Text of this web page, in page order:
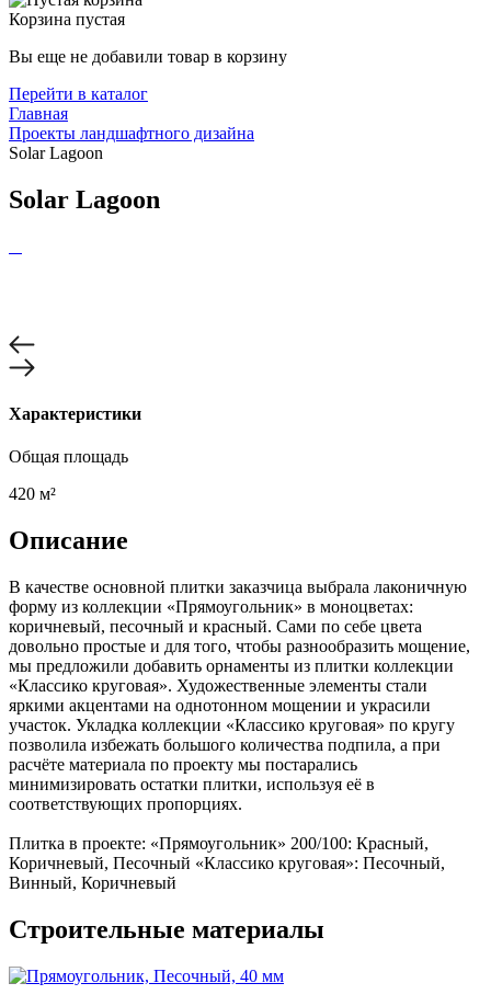
Корзина пустая
Вы еще не добавили товар в корзину
Перейти в каталог
Главная
Проекты ландшафтного дизайна
Solar Lagoon
Solar Lagoon
Характеристики
Общая площадь
420 м²
Описание
В качестве основной плитки заказчица выбрала лаконичную
форму из коллекции «Прямоугольник» в моноцветах:
коричневый, песочный и красный. Сами по себе цвета
довольно простые и для того, чтобы разнообразить мощение,
мы предложили добавить орнаменты из плитки коллекции
«Классико круговая». Художественные элементы стали
яркими акцентами на однотонном мощении и украсили
участок. Укладка коллекции «Классико круговая» по кругу
позволила избежать большого количества подпила, а при
расчёте материала по проекту мы постарались
минимизировать остатки плитки, используя её в
соответствующих пропорциях.
Плитка в проекте: «Прямоугольник» 200/100: Красный,
Коричневый, Песочный «Классико круговая»: Песочный,
Винный, Коричневый
Строительные материалы